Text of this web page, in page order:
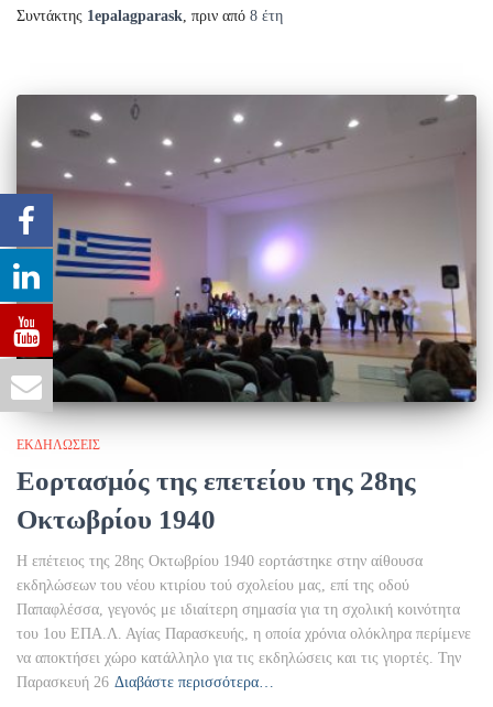
Συντάκτης 1epalagparask, πριν από 8 έτη
ΕΚΔΗΛΩΣΕΙΣ
Εορτασμός της επετείου της 28ης
Οκτωβρίου 1940
Η επέτειος της 28ης Οκτωβρίου 1940 εορτάστηκε στην αίθουσα
εκδηλώσεων του νέου κτιρίου τού σχολείου μας, επί της οδού
Παπαφλέσσα, γεγονός με ιδιαίτερη σημασία για τη σχολική κοινότητα
του 1ου ΕΠΑ.Λ. Αγίας Παρασκευής, η οποία χρόνια ολόκληρα περίμενε
να αποκτήσει χώρο κατάλληλο για τις εκδηλώσεις και τις γιορτές. Την
Παρασκευή 26 Διαβάστε περισσότερα…